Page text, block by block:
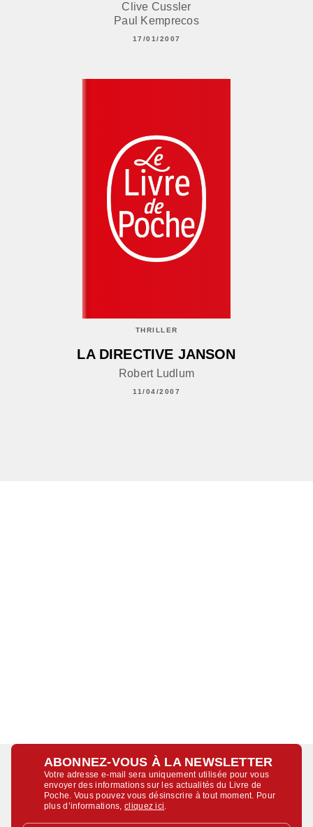
Clive Cussler
Paul Kemprecos
17/01/2007
THRILLER
LA DIRECTIVE JANSON
Robert Ludlum
11/04/2007
ABONNEZ-VOUS À LA NEWSLETTER
Votre adresse e-mail sera uniquement utilisée pour vous
envoyer des informations sur les actualités du Livre de
Poche. Vous pouvez vous désinscrire à tout moment. Pour
plus d’informations,cliquez ici